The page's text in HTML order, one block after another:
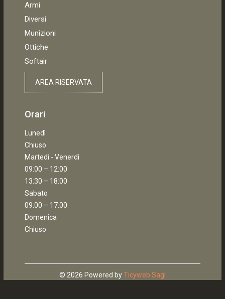
Armi
Diversi
Munizioni
Ottiche
Softair
AREA RISERVATA
Orari
Lunedì
Chiuso
Martedì - Venerdì
09:00 – 12:00
13:30 – 18:00
Sabato
09:00 – 17:00
Domenica
Chiuso
© 2026 Powered byTicyweb Sagl